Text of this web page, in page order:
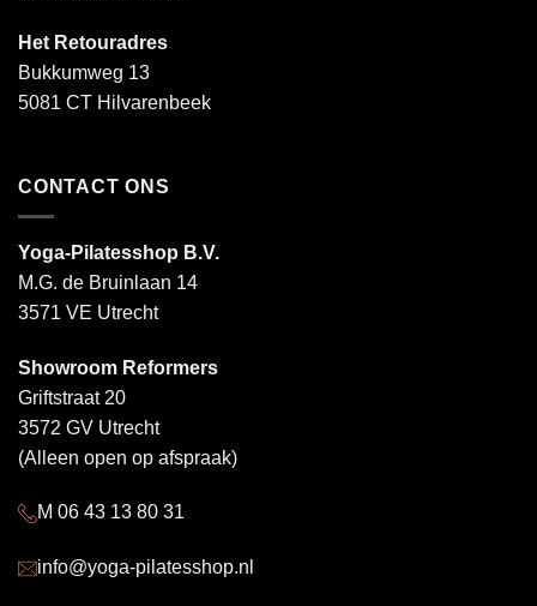
Het Retouradres
Bukkumweg 13
5081 CT Hilvarenbeek
CONTACT ONS
Yoga-Pilatesshop B.V.
M.G. de Bruinlaan 14
3571 VE Utrecht
Showroom Reformers
Griftstraat 20
3572 GV Utrecht
(Alleen open op afspraak)
M 06 43 13 80 31
info@yoga-pilatesshop.nl